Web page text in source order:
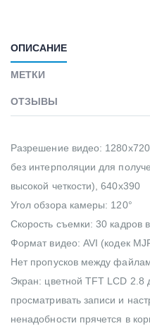
ОПИСАНИЕ
МЕТКИ
ОТЗЫВЫ
Разрешение видео:
без интерполяции для
высокой четкости), 640х390
Угол обзора камеры: 120°
Скорость съемки: 30 кадров
Формат видео: AVI (кодек
Нет пропусков между
Экран: цветной TFT LCD 2.8
просматривать записи и
ненадобности прячется в